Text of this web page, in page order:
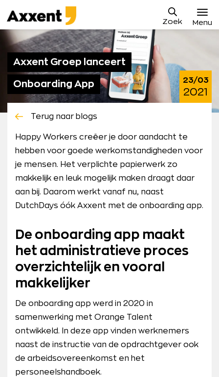
naar
content
Axxent
B.V.
Zoek Menu
Vacatures
Sollicitatieproces
Waarom Axxent
Blog
Contact
Mijn Axxent
Axxent Groep lanceert
Onboarding App 23/03
2021
Terug naar blogs
Happy Workers creëer je door aandacht te
hebben voor goede werkomstandigheden voor
je mensen. Het verplichte papierwerk zo
makkelijk en leuk mogelijk maken draagt daar
aan bij. Daarom werkt vanaf nu, naast
DutchDays óók Axxent met de onboarding app.
De onboarding app maakt
het administratieve proces
overzichtelijk en vooral
makkelijker
De onboarding app werd in 2020 in
samenwerking met Orange Talent
ontwikkeld. In deze app vinden werknemers
naast de instructie van de opdrachtgever ook
de arbeidsovereenkomst en het
personeelshandboek.